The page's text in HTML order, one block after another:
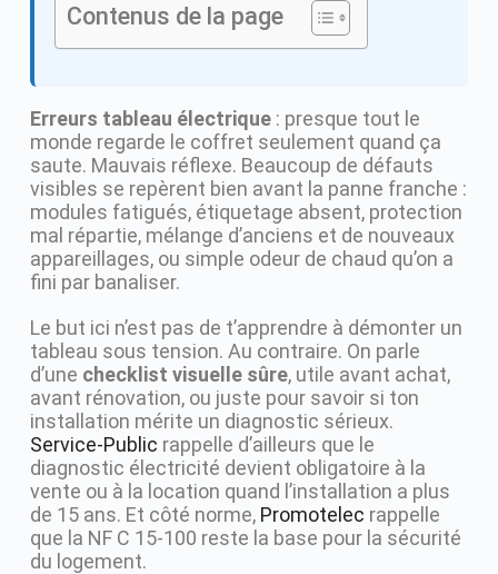
Contenus de la page
Erreurs tableau électrique: presque tout le
monde regarde le coffret seulement quand ça
saute. Mauvais réflexe. Beaucoup de défauts
visibles se repèrent bien avant la panne franche :
modules fatigués, étiquetage absent, protection
mal répartie, mélange d’anciens et de nouveaux
appareillages, ou simple odeur de chaud qu’on a
fini par banaliser.
Le but ici n’est pas de t’apprendre à démonter un
tableau sous tension. Au contraire. On parle
d’une checklist visuelle sûre, utile avant achat,
avant rénovation, ou juste pour savoir si ton
installation mérite un diagnostic sérieux.
Service-Public rappelle d’ailleurs que le
diagnostic électricité devient obligatoire à la
vente ou à la location quand l’installation a plus
de 15 ans. Et côté norme, Promotelec rappelle
que la NF C 15-100 reste la base pour la sécurité
du logement.